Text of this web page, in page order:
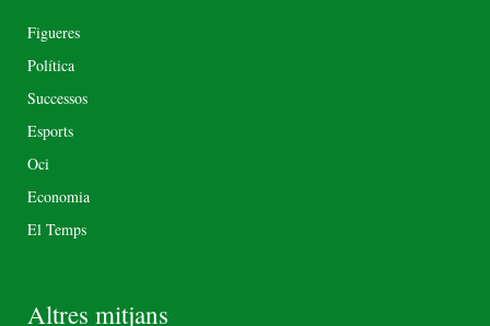
Figueres
Política
Successos
Esports
Oci
Economia
El Temps
Altres mitjans